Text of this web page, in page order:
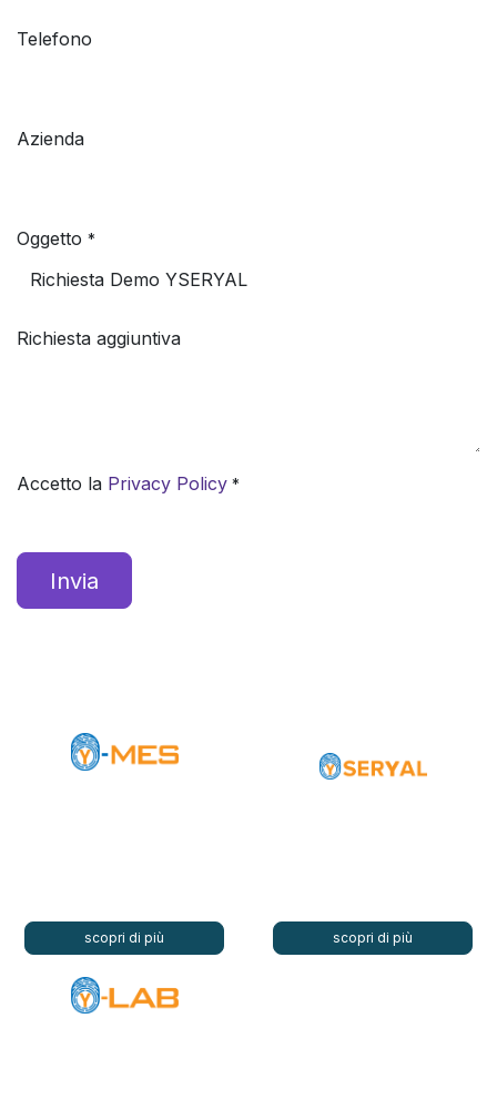
Telefono
Azienda
Oggetto *
Richiesta aggiuntiva
Accetto la Privacy Policy *
Invia
scopri di più scopri di più